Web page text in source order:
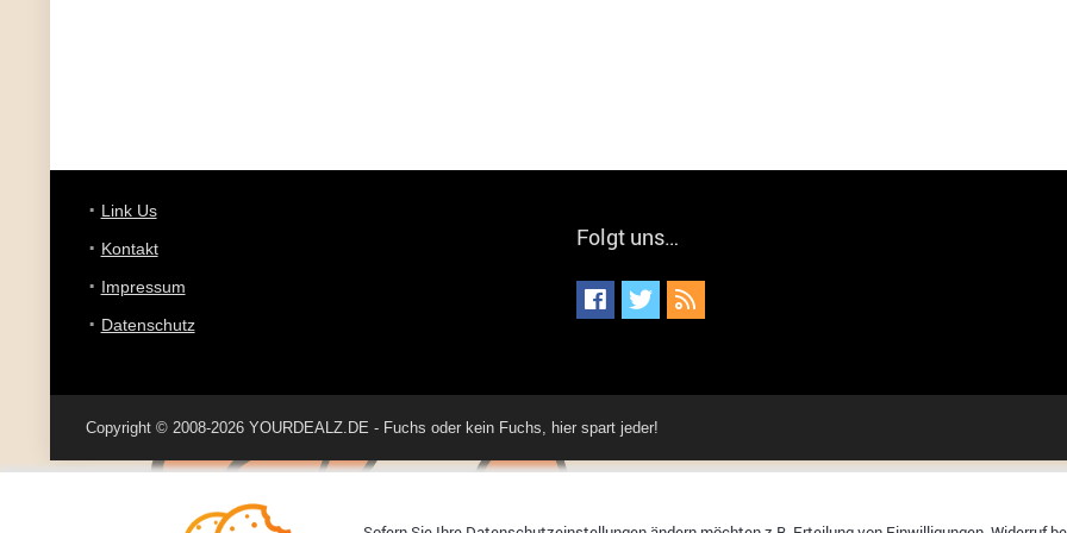
Link Us
Kontakt
Impressum
Datenschutz
Folgt uns…
Copyright © 2008-2026 YOURDEALZ.DE - Fuchs oder kein Fuchs, hier spart jeder!